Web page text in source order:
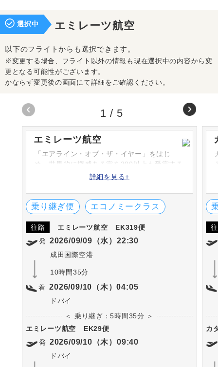
選択中 エミレーツ航空
以下のフライトからも選択できます。
※変更する場合、フライト以外の情報も現在選択中の内容から変
更となる可能性がございます。
かならず変更後の画面にて詳細をご確認ください。
エミレーツ航空
「エアライン・オブ・ザ・イヤー」をはじ
め、世界的に権威ある賞を300以上も受賞する
エミレーツ航空。1985年に設立し、アラブ首
ジア・アフリカ・ヨーロッパ・北米・中南米
など世界各国へ就航をしています。
詳細を見る+
乗り継ぎ便 エコノミークラス
往路 エミレーツ航空
EK319便
発 2026/09/09（水）22:30
成田国際空港
10時間35分
着 2026/09/10（木）04:05
ドバイ
＜ 乗り継ぎ：5時間35分 ＞
エミレーツ航空
EK29便
発 2026/09/10（木）09:40
ドバイ
カ
1 / 5